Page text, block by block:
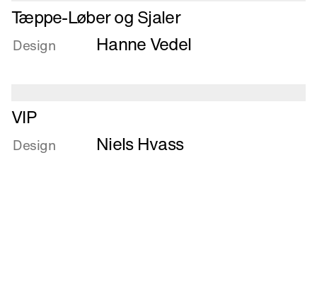
rundstål
Læs
mere
om
Sjaler
Tæppe-Løber og Sjaler
Design Hanne Vedel
Læs
mere
om
VIP
Design Niels Hvass